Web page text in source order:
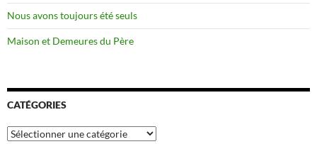
Nous avons toujours été seuls
Maison et Demeures du Père
CATÉGORIES
Catégories